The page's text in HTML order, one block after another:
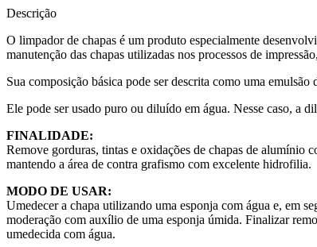
Descrição
O limpador de chapas é um produto especialmente
manutenção das chapas utilizadas nos processos de
Sua composição básica pode ser descrita como uma
Ele pode ser usado puro ou diluído em água. Nesse caso, a
FINALIDADE:
Remove gorduras, tintas e oxidações de chapas de alumínio
mantendo a área de contra grafismo com excelente hidrofilia.
MODO DE USAR:
Umedecer a chapa utilizando uma esponja com água e, em
moderação com auxílio de uma esponja úmida. Finalizar
umedecida com água.